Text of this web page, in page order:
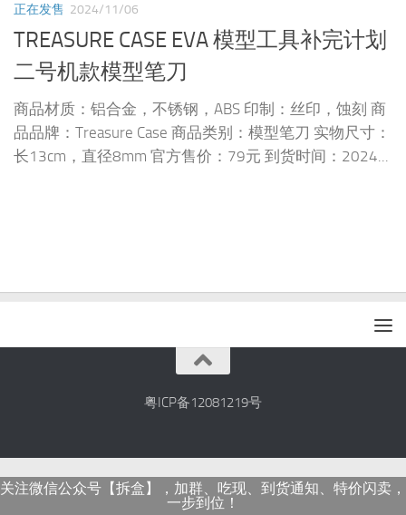
正在发售 2024/11/06
TREASURE CASE EVA 模型工具补完计划
二号机款模型笔刀
商品材质：铝合金，不锈钢，ABS 印制：丝印，蚀刻 商
品品牌：Treasure Case 商品类别：模型笔刀 实物尺寸：
长13cm，直径8mm 官方售价：79元 到货时间：2024...
粤ICP备12081219号
关注微信公众号【拆盒】，加群、吃现、到货通知、特价闪卖，
一步到位！